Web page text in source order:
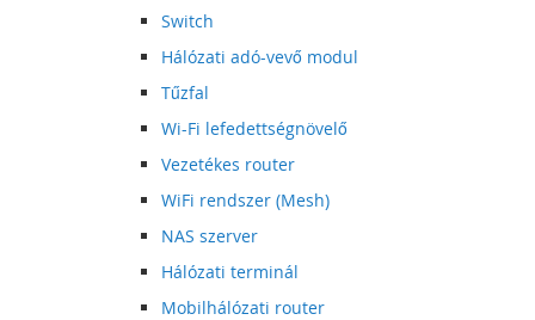
Switch
Hálózati adó-vevő modul
Tűzfal
Wi-Fi lefedettségnövelő
Vezetékes router
WiFi rendszer (Mesh)
NAS szerver
Hálózati terminál
Mobilhálózati router